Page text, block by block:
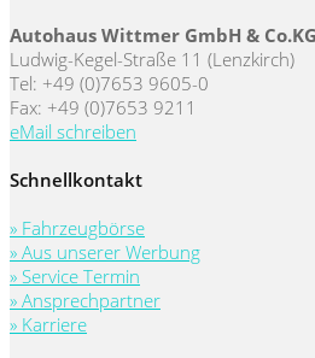
Autohaus Wittmer GmbH & Co.KG
Ludwig-Kegel-Straße 11 (Lenzkirch)
Tel: +49 (0)7653 9605-0
Fax: +49 (0)7653 9211
eMail schreiben
Schnellkontakt
» Fahrzeugbörse
» Aus unserer Werbung
» Service Termin
» Ansprechpartner
» Karriere